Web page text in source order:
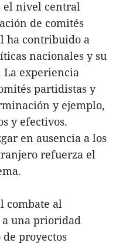
el nivel central
de comités
ha contribuido a
nacionales y su
experiencia
partidistas y
y ejemplo,
y efectivos.
en ausencia a los
refuerza el
combate al
una prioridad
proyectos